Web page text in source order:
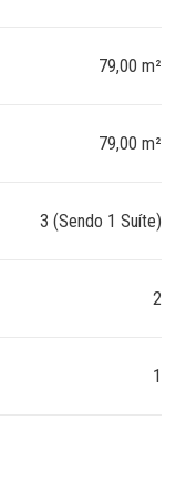
79,00 m²
79,00 m²
3 (Sendo 1 Suíte)
2
1